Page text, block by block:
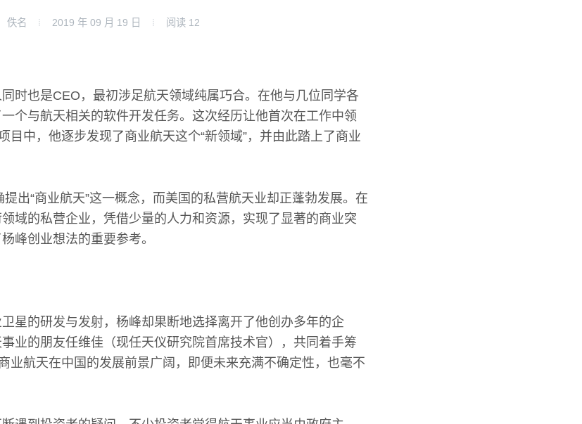
佚名 2019 年 09 月 19 日 阅读 12
时也是CEO，最初涉足航天领域纯属巧合。在他与几位同学各
个与航天相关的软件开发任务。这次经历让他首次在工作中领
目中，他逐步发现了商业航天这个“新领域”，并由此踏上了商业
出“商业航天”这一概念，而美国的私营航天业却正蓬勃发展。在
域的私营企业，凭借少量的人力和资源，实现了显著的商业突
峰创业想法的重要参考。
星的研发与发射，杨峰却果断地选择离开了他创办多年的企
业的朋友任维佳（现任天仪研究院首席技术官），共同着手筹
业航天在中国的发展前景广阔，即便未来充满不确定性，也毫不